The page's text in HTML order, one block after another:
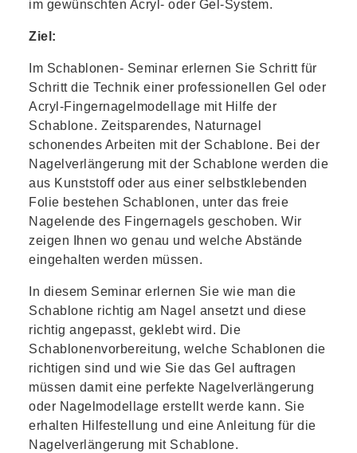
im gewünschten Acryl- oder Gel-System.
Ziel:
Im Schablonen- Seminar erlernen Sie Schritt für
Schritt die Technik einer professionellen Gel oder
Acryl-Fingernagelmodellage mit Hilfe der
Schablone. Zeitsparendes, Naturnagel
schonendes Arbeiten mit der Schablone. Bei der
Nagelverlängerung mit der Schablone werden die
aus Kunststoff oder aus einer selbstklebenden
Folie bestehen Schablonen, unter das freie
Nagelende des Fingernagels geschoben. Wir
zeigen Ihnen wo genau und welche Abstände
eingehalten werden müssen.
In diesem Seminar erlernen Sie wie man die
Schablone richtig am Nagel ansetzt und diese
richtig angepasst, geklebt wird. Die
Schablonenvorbereitung, welche Schablonen die
richtigen sind und wie Sie das Gel auftragen
müssen damit eine perfekte Nagelverlängerung
oder Nagelmodellage erstellt werde kann. Sie
erhalten Hilfestellung und eine Anleitung für die
Nagelverlängerung mit Schablone.